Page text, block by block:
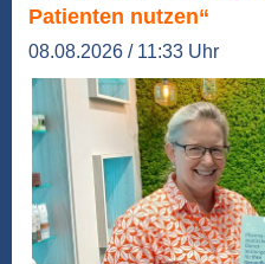
Patienten nutzen“
08.08.2026 / 11:33 Uhr